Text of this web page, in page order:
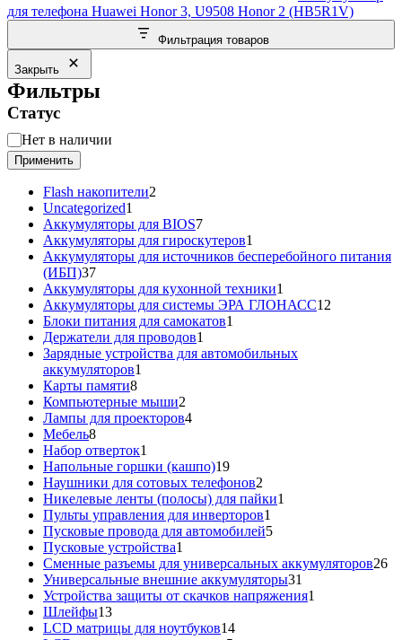
для телефона Huawei Honor 3, U9508 Honor 2 (HB5R1V)
Фильтрация товаров
Закрыть
Фильтры
Статус
Статус
Нет в наличии
Применить
Flash накопители2
Uncategorized1
товар
Аккумуляторы для BIOS77
товаров
Аккумуляторы для гироскутеров1
товар
Аккумуляторы для источников бесперебойного питания
(ИБП)3737
товаров
Аккумуляторы для кухонной техники1
товар
Аккумуляторы для системы ЭРА ГЛОНАСС12
Блоки питания для самокатов1
Держатели для проводов1
товар
Зарядные устройства для автомобильных
аккумуляторов1
Карты памяти88
товаров
Компьютерные мыши2
товара
Лампы для проекторов44
Мебель88
товаров
Набор отверток1
товар
Напольные горшки (кашпо)1919
товаров
Наушники для сотовых телефонов2
товара
Никелевые ленты (полосы) для пайки1
Пульты управления для инверторов1
товар
Пусковые провода для автомобилей55
Пусковые устройства1
товар
Сменные разъемы для универсальных аккумуляторов2626
Универсальные внешние аккумуляторы31
товар
Устройства защиты от скачков напряжения1
Шлейфы1313
товаров
LCD матрицы для ноутбуков1414